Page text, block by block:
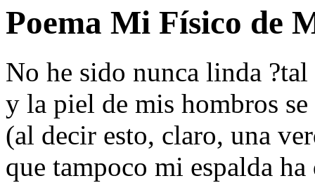
Poema Mi Físico de
No he sido nunca linda ?tal
y la piel de mis hombros se
(al decir esto, claro, una
que tampoco mi espalda ha